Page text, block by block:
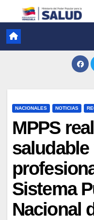
NACIONALES NOTICIAS
MPPS
saludable
Sistema
Nacional